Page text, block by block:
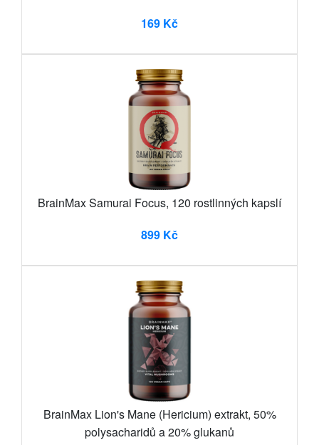
169 Kč
BrainMax Samurai Focus, 120 rostlinných kapslí
899 Kč
BrainMax Lion's Mane (Hericium) extrakt, 50%
polysacharidů a 20% glukanů